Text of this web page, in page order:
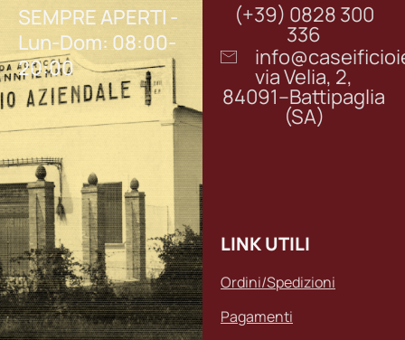
SEMPRE APERTI -
Lun-Dom: 08:00-
20:00
LINK UTILI
Ordini/Spedizioni
Pagamenti
(+39) 0828 300
336
via Velia, 2,
84091–Battipaglia
(SA)